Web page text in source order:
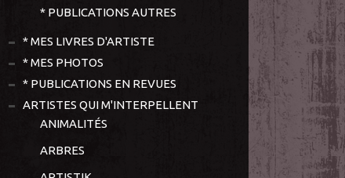
* PUBLICATIONS AUTRES
* MES LIVRES D'ARTISTE
* MES PHOTOS
* PUBLICATIONS EN REVUES
ARTISTES QUI M'INTERPELLENT
ANIMALITÉS
ARBRES